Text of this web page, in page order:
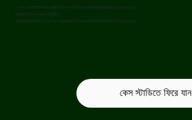
L-44 V ম্যাস্টাইটিস নিরাময়কারী টিট ডিপ সাব-ক্লিনিকাল ম্যাস্টাইটিসের চিকিত্সার জন্য ব্যবহৃত হয়,
প্রায় 10 মিনিট ধরে গরুর তল ডুবিয়ে।
প্রতিটি ট্রায়ালের সময়, সমস্ত গরু মাত্র কয়েক দিনের মধ্যে উল্লেখযোগ্য উন্নতি অনুভব করেছে।
কেস স্টাডিতে ফিরে যান